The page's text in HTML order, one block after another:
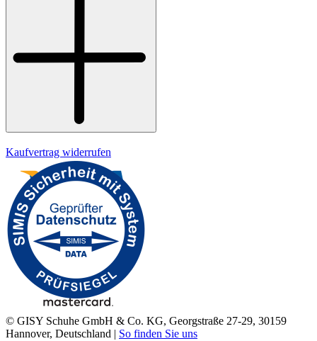
Kaufvertrag widerrufen
© GISY Schuhe GmbH & Co. KG, Georgstraße 27-29, 30159
Hannover, Deutschland | So finden Sie uns